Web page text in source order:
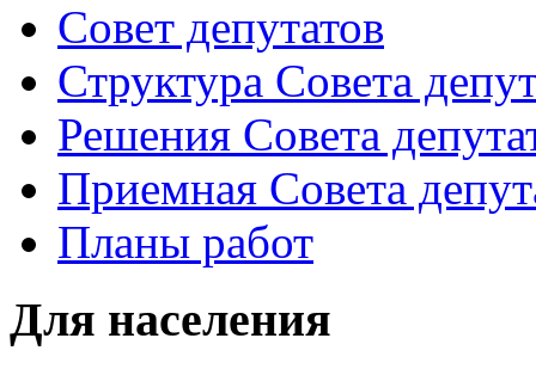
Совет депутатов
Структура Совета
Решения Совета
Приемная Совета
Планы работ
Для населения